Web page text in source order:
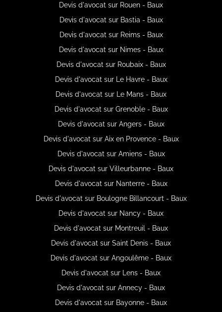
Devis d'avocat sur Rouen - Baux
Devis d'avocat sur Bastia - Baux
Devis d'avocat sur Reims - Baux
Devis d'avocat sur Nimes - Baux
Devis d'avocat sur Roubaix - Baux
Devis d'avocat sur Le Havre - Baux
Devis d'avocat sur Le Mans - Baux
Devis d'avocat sur Grenoble - Baux
Devis d'avocat sur Angers - Baux
Devis d'avocat sur Aix en Provence - Baux
Devis d'avocat sur Amiens - Baux
Devis d'avocat sur Villeurbanne - Baux
Devis d'avocat sur Nanterre - Baux
Devis d'avocat sur Boulogne Billancourt - Baux
Devis d'avocat sur Nancy - Baux
Devis d'avocat sur Montreuil - Baux
Devis d'avocat sur Saint Denis - Baux
Devis d'avocat sur Angoulême - Baux
Devis d'avocat sur Lens - Baux
Devis d'avocat sur Annecy - Baux
Devis d'avocat sur Bayonne - Baux